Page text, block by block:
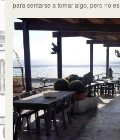
para sentarse a tomar algo, pero no